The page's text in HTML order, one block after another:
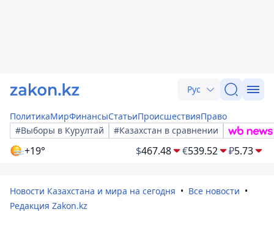
Рус
ПолитикаМирФинансыСтатьиПроисшествияПраво
#Выборы в Курултай
#Казахстан в сравнении
+19° $467.48 €539.52 ₽5.73
Новости Казахстана и мира на сегодня
Все новости
Редакция Zakon.kz